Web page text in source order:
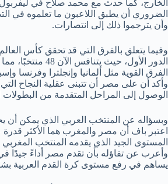
الخارج، كما حدث مع محمد صلاح في
الضروري أن يطبق اللاعبون ما تعلموه في
وأن يترجموا ذلك إلى انتصارات.
وفيما يتعلق بالفرق التي قد تحقق كأس
الدور الأول، حيث
الفرق القوية مثل ألمانيا وإنجلترا وفرنسا
وأكد أن على مصر أن تتبنى عقلية النجاح
الوصول إلى المراحل المتقدمة من البطولات
وبسؤاله عن المنتخب العربي الذي يمكن أن
اعتبر باف أن مصر والمغرب هما الأكثر
المستوى الجيد الذي يقدمه المنتخب المغربي
وأعرب عن تفاؤله بأن تقدم مصر أداءً جيدًا
يساهم في رفع مستوى كرة القدم العربية